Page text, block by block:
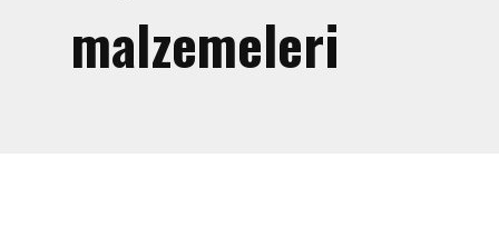
İnşaat Küreği
malzemeleri